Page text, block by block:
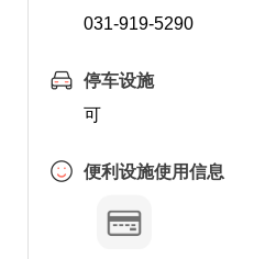
031-919-5290
停车设施
可
便利设施使用信息